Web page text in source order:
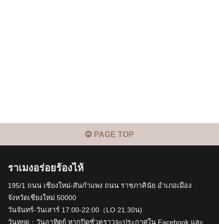
PAGE TOP
ราเมงอร่อยร้องไห้
195/1 ถนน เชียงใหม่-สันกำแพง ถนน ราชภาคินัย อำเภอเมือง
จังหวัดเชียงใหม่ 50000
วันจันทร์-วันเสาร์ 17:00-22:00（LO 21.30น)
วันหยุด：วันอาทิตย์ หากปิดชั่วคราวจะประกาศใน Facebook และ